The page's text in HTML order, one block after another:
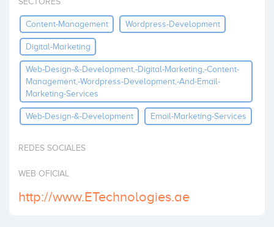
Content-Management Wordpress-Development
Digital-Marketing
Web-Design-&-Development,-Digital-Marketing,-Content-
Management,-Wordpress-Development,-And-Email-
Marketing-Services
Web-Design-&-Development Email-Marketing-Services
REDES SOCIALES
WEB OFICIAL
http://www.ETechnologies.ae